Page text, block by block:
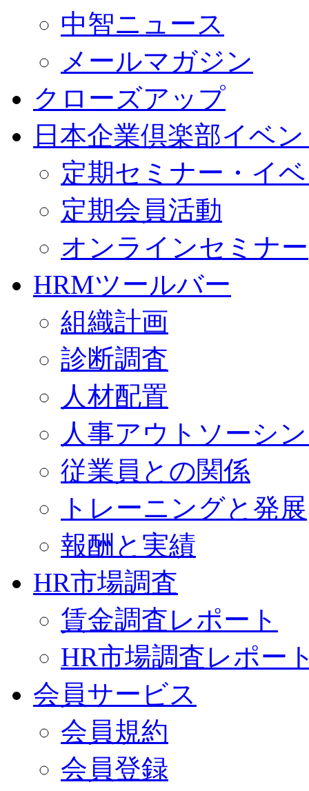
中智ニュース
メールマガジン
クローズアップ
日本企業倶楽部イベ
定期セミナー・イ
定期会員活動
オンラインセミナー
HRMツールバー
組織計画
診断調査
人材配置
人事アウトソーシ
従業員との関係
トレーニングと発展
報酬と実績
HR市場調査
賃金調査レポート
HR市場調査レポー
会員サービス
会員規約
会員登録